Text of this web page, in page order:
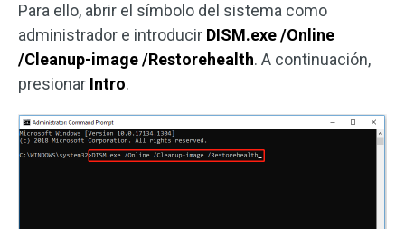
Para ello, abrir el símbolo del sistema como
administrador e introducir DISM.exe /Online
/Cleanup-image /Restorehealth. A continuación,
presionar Intro.